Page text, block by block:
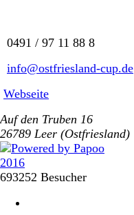
0491 / 97 11 88 8
info@ostfriesland-cup.de
Webseite
Auf den Truben 16
26789 Leer (Ostfriesland)
693252 Besucher